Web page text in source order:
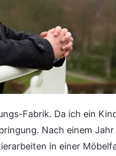
Fabrik. Da ich ein
Nach einem
in einer